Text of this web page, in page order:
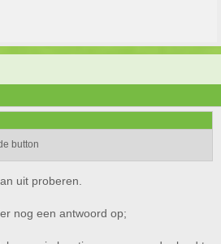
button
uit proberen.
nog een antwoord op;